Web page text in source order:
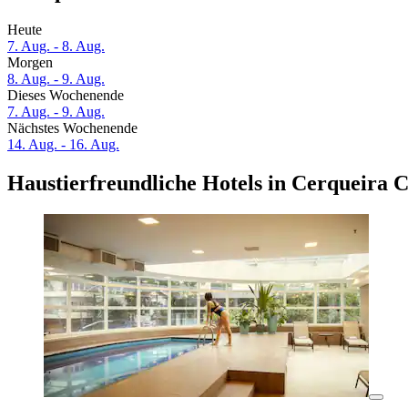
Heute
7. Aug. - 8. Aug.
Morgen
8. Aug. - 9. Aug.
Dieses Wochenende
7. Aug. - 9. Aug.
Nächstes Wochenende
14. Aug. - 16. Aug.
Haustierfreundliche Hotels in Cerqueira